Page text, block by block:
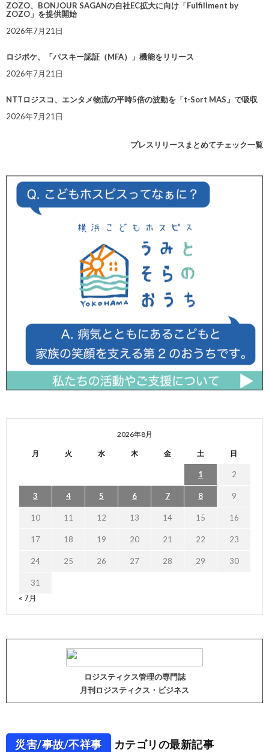
ZOZO、BONJOUR SAGANの自社EC拡大に向け「Fulfillment by
ZOZO」を提供開始
2026年7月21日
ロジポケ、「パスキー認証（MFA）」機能をリリース
2026年7月21日
NTTロジスコ、エンタメ物流の平時5倍の波動を「t-Sort MAS」で吸収
2026年7月21日
プレスリリースまとめてチェック一覧
2026年8月
月 火 水 木 金 土 日
1 2
3 4 5 6 7 8 9
10 11 12 13 14 15 16
17 18 19 20 21 22 23
24 25 26 27 28 29 30
31
« 7月
ロジスティクス管理の専門誌
月刊ロジスティクス・ビジネス
災害/事故/不祥事 カテゴリの最新記事